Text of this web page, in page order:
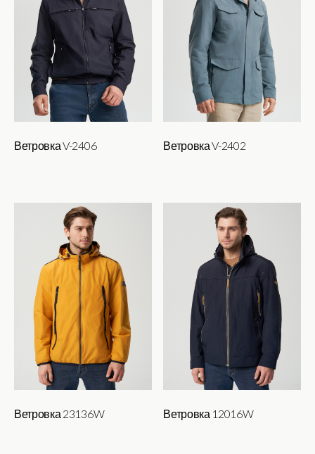
Ветровка V-2406 Ветровка V-2402
Ветровка 23136W Ветровка 12016W